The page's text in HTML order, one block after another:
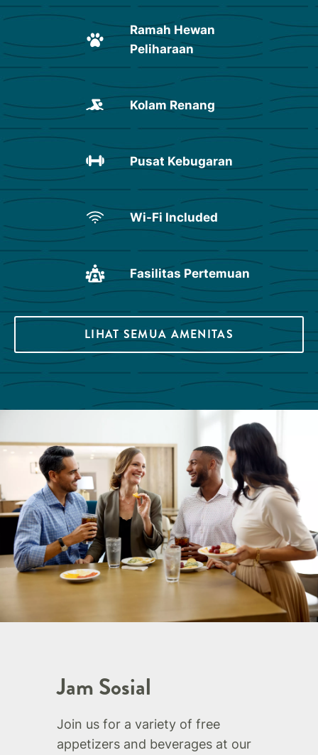
Ramah Hewan
Peliharaan
Kolam Renang
Pusat Kebugaran
Wi-Fi Included
Fasilitas Pertemuan
LIHAT SEMUA AMENITAS
Jam Sosial
Join us for a variety of free
appetizers and beverages at our